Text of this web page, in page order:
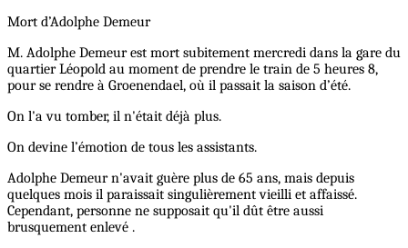
Mort d’Adolphe Demeur
M. Adolphe Demeur est mort subitement mercredi dans la gare du
quartier Léopold au moment de prendre le train de 5 heures 8,
pour se rendre à Groenendael, où il passait la saison d’été.
On l'a vu tomber, il n'était déjà plus.
On devine l’émotion de tous les assistants.
Adolphe Demeur n'avait guère plus de 65 ans, mais depuis
quelques mois il paraissait singulièrement vieilli et affaissé.
Cependant, personne ne supposait qu'il dût être aussi
brusquement enlevé .